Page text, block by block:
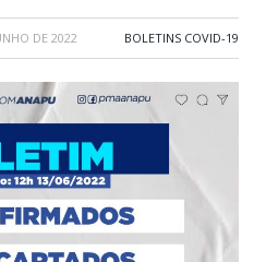
DE 2022 BOLETINS COVID-19